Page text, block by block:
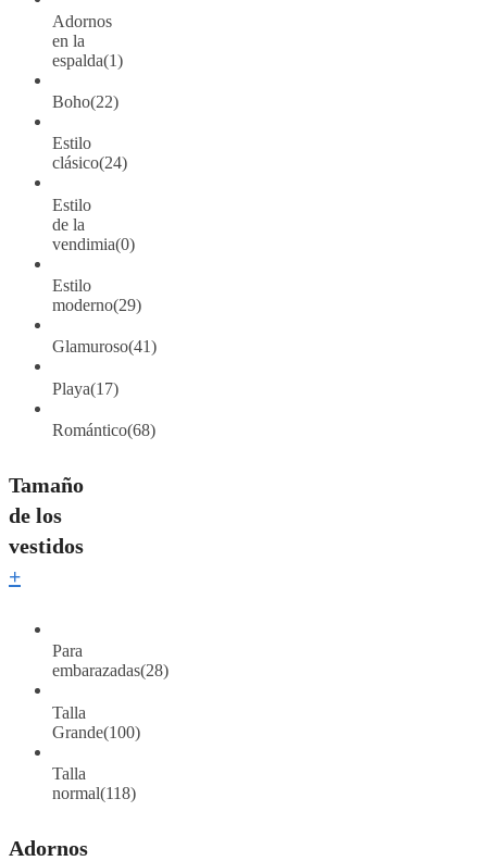
Adornos
en la
espalda(1)
Boho(22)
Estilo
clásico(24)
Estilo
de la
vendimia(0)
Estilo
moderno(29)
Glamuroso(41)
Playa(17)
Romántico(68)
Tamaño
de los
vestidos
+
Para
embarazadas(28)
Talla
Grande(100)
Talla
normal(118)
Adornos